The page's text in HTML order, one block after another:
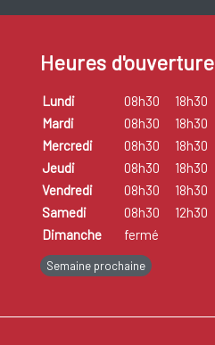
Heures d'ouverture
Lundi 08h30
18h30
Mardi
08h30
18h30
Mercredi
08h30
18h30
Jeudi
08h30
18h30
Vendredi
08h30
18h30
Samedi
08h30
12h30
Dimanche
fermé
Semaine prochaine